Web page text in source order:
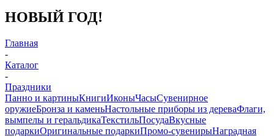
НОВЫЙ ГОД!
Главная
-
Каталог
-
Праздники
Панно и картиныКнигиИконыЧасыСувенирное
оружиеБронза и каменьНастольные приборы из дереваФлаги,
вымпелы и геральдикаТекстильПосудаВкусные
подаркиОригинальные подаркиПромо-сувенирыНаградная